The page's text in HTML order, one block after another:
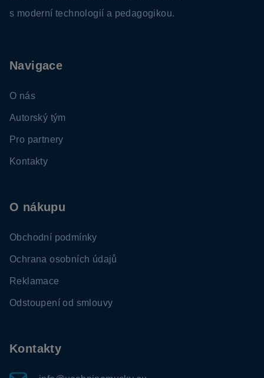
s moderní technologií a pedagogikou.
Navigace
O nás
Autorský tým
Pro partnery
Kontakty
O nákupu
Obchodní podmínky
Ochrana osobních údajů
Reklamace
Odstoupení od smlouvy
Kontakty